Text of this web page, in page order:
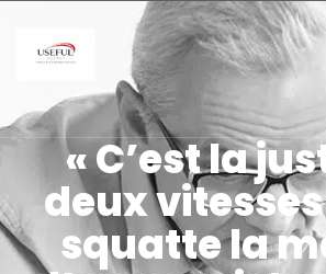
« C’est la
deux vitesses
squatte la